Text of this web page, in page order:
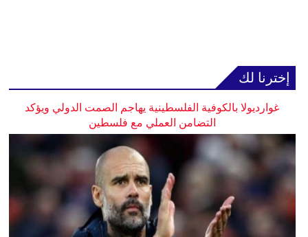
إخترنا لك
غوارديولا بالكوفية الفلسطينية يهاجم الصمت الدولي ويؤكد
التضامن العملي مع فلسطين